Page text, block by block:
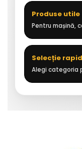
Produse utile
Pentru mașină,
Selecție
Alegi categoria